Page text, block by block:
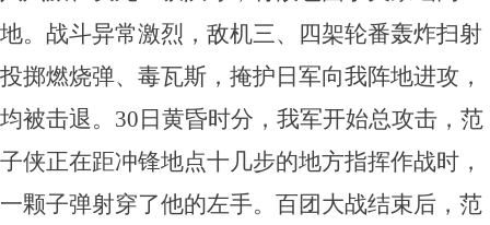
地。战斗异常激烈，敌机三、四架轮番轰炸扫射
投掷燃烧弹、毒瓦斯，掩护日军向我阵地进攻，
均被击退。30日黄昏时分，我军开始总攻击，范
子侠正在距冲锋地点十几步的地方指挥作战时，
一颗子弹射穿了他的左手。百团大战结束后，范